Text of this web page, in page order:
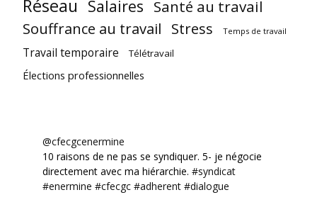
Réseau Salaires Santé au travail
Souffrance au travail Stress Temps de travail
Travail temporaire Télétravail
Élections professionnelles
@cfecgcenermine
10 raisons de ne pas se syndiquer. 5- je négocie
directement avec ma hiérarchie. #syndicat
#enermine #cfecgc #adherent #dialogue